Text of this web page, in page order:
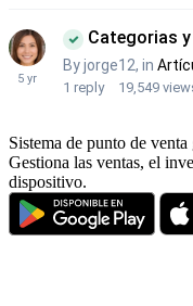
Sistema de punto de
Gestiona las ventas, el
dispositivo.